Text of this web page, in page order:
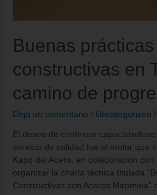
Buenas prácticas
constructivas en
camino de
Deja un comentario / Uncategorized
El deseo de continuar
servicio de calidad fue el motor que
Kapo del Acero, en colaboración con
organizar la charla técnica titulada
Constructivas con Aceros Miromina”